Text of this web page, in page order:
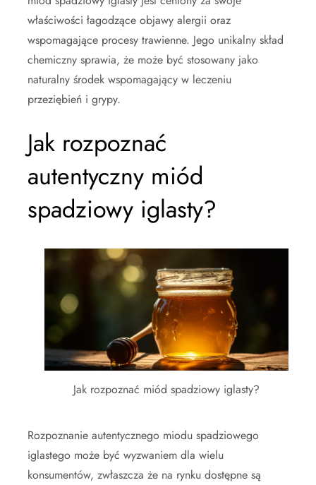
właściwości łagodzące objawy alergii oraz
wspomagające procesy trawienne. Jego unikalny skład
chemiczny sprawia, że może być stosowany jako
naturalny środek wspomagający w leczeniu
przeziębień i grypy.
Jak rozpoznać
autentyczny miód
spadziowy iglasty?
Jak rozpoznać miód spadziowy iglasty?
Rozpoznanie autentycznego miodu spadziowego
iglastego może być wyzwaniem dla wielu
konsumentów, zwłaszcza że na rynku dostępne są